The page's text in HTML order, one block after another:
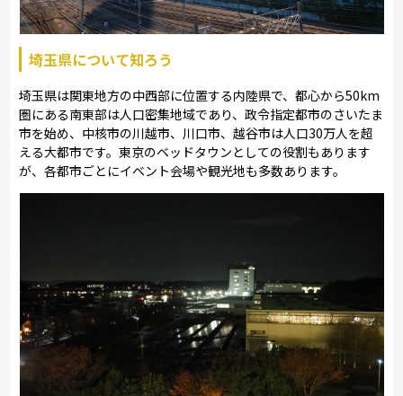
埼玉県について知ろう
埼玉県は関東地方の中西部に位置する内陸県で、都心から50km
圏にある南東部は人口密集地域であり、政令指定都市のさいたま
市を始め、中核市の川越市、川口市、越谷市は人口30万人を超
える大都市です。東京のベッドタウンとしての役割もあります
が、各都市ごとにイベント会場や観光地も多数あります。